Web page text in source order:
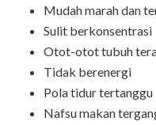
Mudah marah dan
Sulit berkonsentrasi
Otot-otot tubuh
Tidak berenergi
Pola tidur tertanggu
Nafsu makan